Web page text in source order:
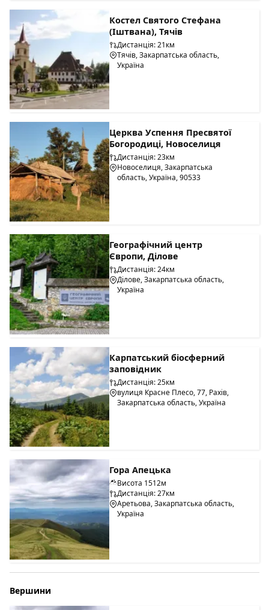
Костел Святого Стефана
(Іштвана), Тячів
Дистанція: 21км
Тячів, Закарпатська область,
Україна
Церква Успення Пресвятої
Богородиці, Новоселиця
Дистанція: 23км
Новоселиця, Закарпатська
область, Україна, 90533
Географічний центр
Європи, Ділове
Дистанція: 24км
Ділове, Закарпатська область,
Україна
Карпатський біосферний
заповідник
Дистанція: 25км
вулиця Красне Плесо, 77, Рахів,
Закарпатська область, Україна
Гора Апецька
Висота 1512м
Дистанція: 27км
Аретьова, Закарпатська область,
Україна
Вершини